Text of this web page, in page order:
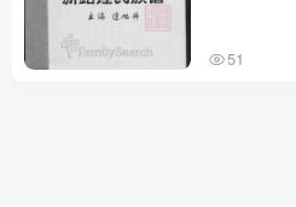
51